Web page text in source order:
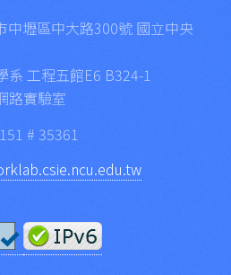
中壢區中大路300號 國立中央
系 工程五館E6 B324-1
路實驗室
# 35361